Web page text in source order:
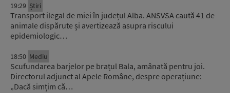
19:29 Știri
Transport ilegal de miei în județul Alba. ANSVSA caută 41 de
animale dispărute și avertizează asupra riscului
epidemiologic…
18:50 Mediu
Scufundarea barjelor pe brațul Bala, amânată pentru joi.
Directorul adjunct al Apele Române, despre operațiune:
„Dacă simțim că…